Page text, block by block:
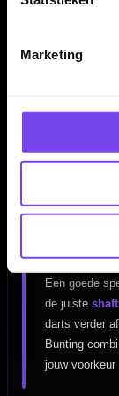
Marketing
Bij het kiezen
sets en kies
Maak
shafts
Een goede
de juiste
darts verder
Bunting
jouw